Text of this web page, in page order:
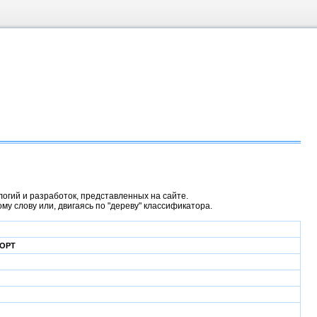
и разработок, представленных на сайте.
слову или, двигаясь по "дереву" классификатора.